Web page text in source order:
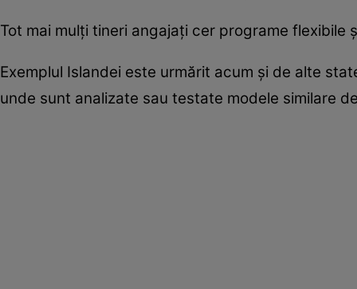
Tot mai mulți tineri angajați cer programe
Exemplul Islandei este urmărit acum și de alte
unde sunt analizate sau testate modele similare